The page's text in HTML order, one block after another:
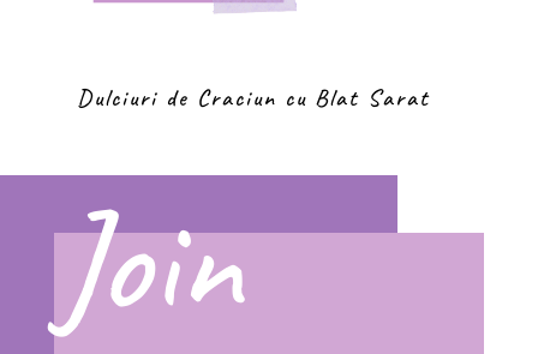
Dulciuri de Craciun cu Blat Sarat
Join